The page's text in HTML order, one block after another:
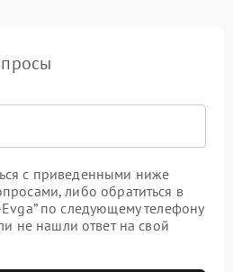
с приведенными ниже
либо обратиться в
по следующему телефону
не нашли ответ на свой